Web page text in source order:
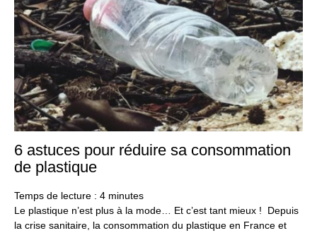
6 astuces pour réduire sa consommation
de plastique
Temps de lecture : 4 minutes
Le plastique n’est plus à la mode… Et c’est tant mieux ! Depuis
la crise sanitaire, la consommation du plastique en France et